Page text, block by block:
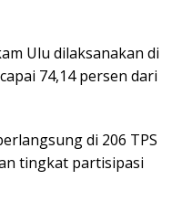
Ulu dilaksanakan di
74,14 persen dari
di 206 TPS
tingkat partisipasi